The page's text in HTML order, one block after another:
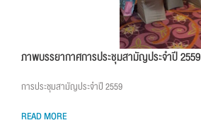
ภาพบรรยากาศการประชุมสามัญประจำปี 2559
การประชุมสามัญประจำปี 2559
READ MORE